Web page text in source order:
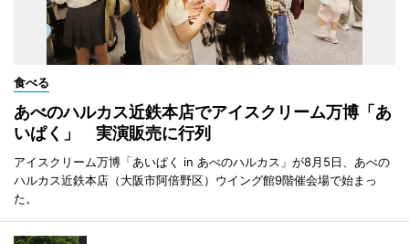
食べる
あべのハルカス近鉄本店でアイスクリーム万博「あ
いぱく」 実演販売に行列
アイスクリーム万博「あいぱく in あべのハルカス」が8月5日、あべの
ハルカス近鉄本店（大阪市阿倍野区）ウイング館9階催会場で始まっ
た。